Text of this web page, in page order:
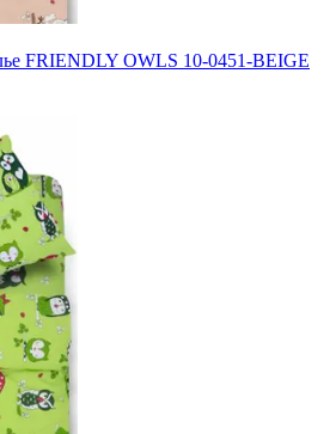
FRIENDLY OWLS 10-0451-BEIGE